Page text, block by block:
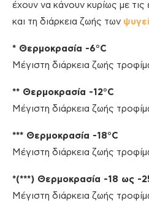
έχουν να κάνουν κυρίως με τις
και τη διάρκεια ζωής των
* Θερμοκρασία -6°C
Μέγιστη διάρκεια ζωής
** Θερμοκρασία -12°C
Μέγιστη διάρκεια ζωής
*** Θερμοκρασία -18°C
Μέγιστη διάρκεια ζωής
*(***) Θερμοκρασία -18 ως -
Μέγιστη διάρκεια ζωής